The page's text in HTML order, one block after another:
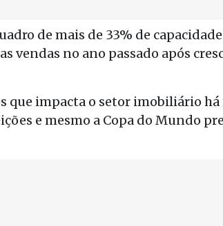
de mais de 33% de
vendas no ano passado após
que impacta o setor imobiliário há
e mesmo a Copa do Mundo